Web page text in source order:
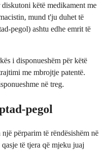
këtë medikament me
mund t'ju duhet të
pegol) ashtu edhe emrit të
i disponueshëm për këtë
me mbrojtje patentë.
në treg.
pegol
përparim të rëndësishëm në
të tjera që mjeku juaj